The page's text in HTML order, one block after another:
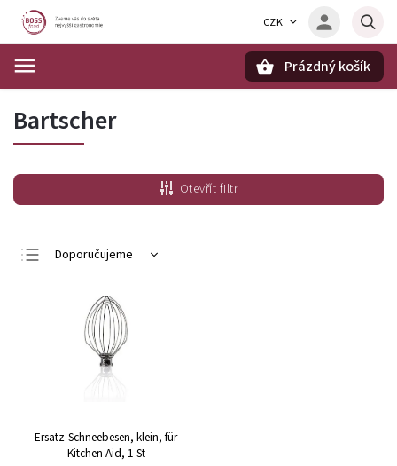
CZK
Prázdný košík
Bartscher
Otevřít filtr
Doporučujeme
Nejdražší
Nejprodávanější
Abecedně
Ersatz-Schneebesen, klein, für
Kitchen Aid, 1 St